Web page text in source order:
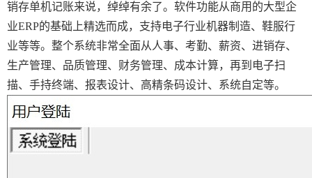
销存单机记账来说，绰绰有余了。软件功能从商用的大型企
业ERP的基础上精选而成，支持电子行业机器制造、鞋服行
业等等。整个系统非常全面从人事、考勤、薪资、进销存、
生产管理、品质管理、财务管理、成本计算，再到电子扫
描、手持终端、报表设计、高精条码设计、系统自定等。